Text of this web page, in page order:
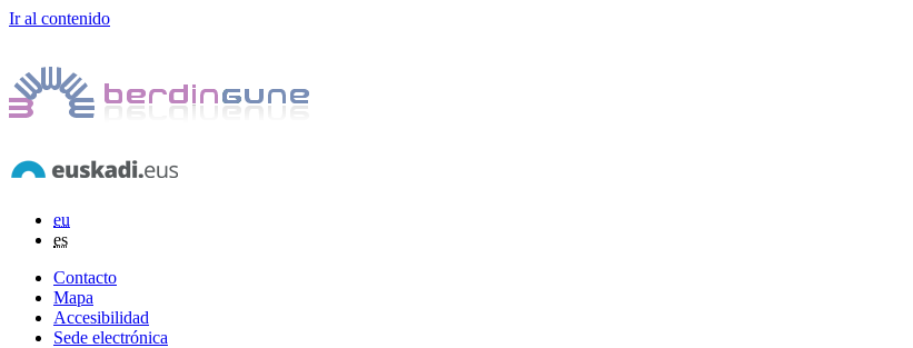
Ir al contenido
eu
es
Contacto
Mapa
Accesibilidad
Sede electrónica